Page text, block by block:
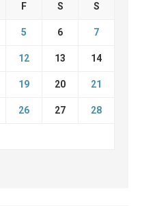
F S S
5 6 7
12 13 14
19 20 21
26 27 28